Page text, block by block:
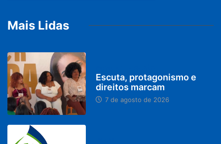
Mais Lidas
Escuta, protagonismo e
direitos marcam
7 de agosto de 2026